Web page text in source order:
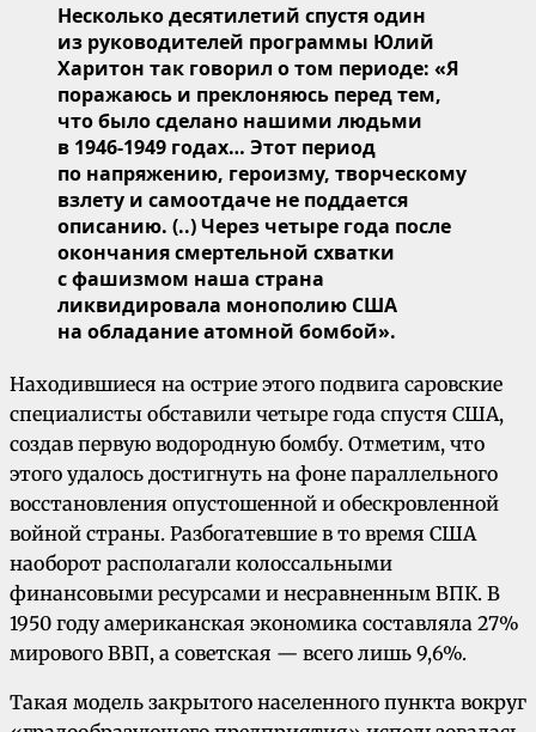
Несколько десятилетий спустя один
из руководителей программы Юлий
Харитон так говорил о том периоде: «Я
поражаюсь и преклоняюсь перед тем,
что было сделано нашими людьми
в 1946-1949 годах… Этот период
по напряжению, героизму, творческому
взлету и самоотдаче не поддается
описанию. (..) Через четыре года после
окончания смертельной схватки
с фашизмом наша страна
ликвидировала монополию США
на обладание атомной бомбой».
Находившиеся на острие этого подвига саровские
специалисты обставили четыре года спустя США,
создав первую водородную бомбу. Отметим, что
этого удалось достигнуть на фоне параллельного
восстановления опустошенной и обескровленной
войной страны. Разбогатевшие в то время США
наоборот располагали колоссальными
финансовыми ресурсами и несравненным ВПК. В
1950 году американская экономика составляла 27%
мирового ВВП, а советская — всего лишь 9,6%.
Такая модель закрытого населенного пункта вокруг